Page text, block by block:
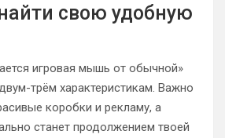
свою удобную
игровая мышь от обычной»
трём характеристикам. Важно
коробки и рекламу, а
станет продолжением твоей